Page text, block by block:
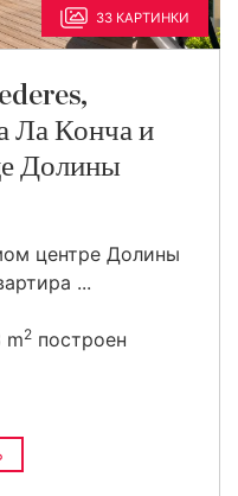
33 КАРТИНКИ
Ла Конча и
Долины
центре Долины
...
m2 построен